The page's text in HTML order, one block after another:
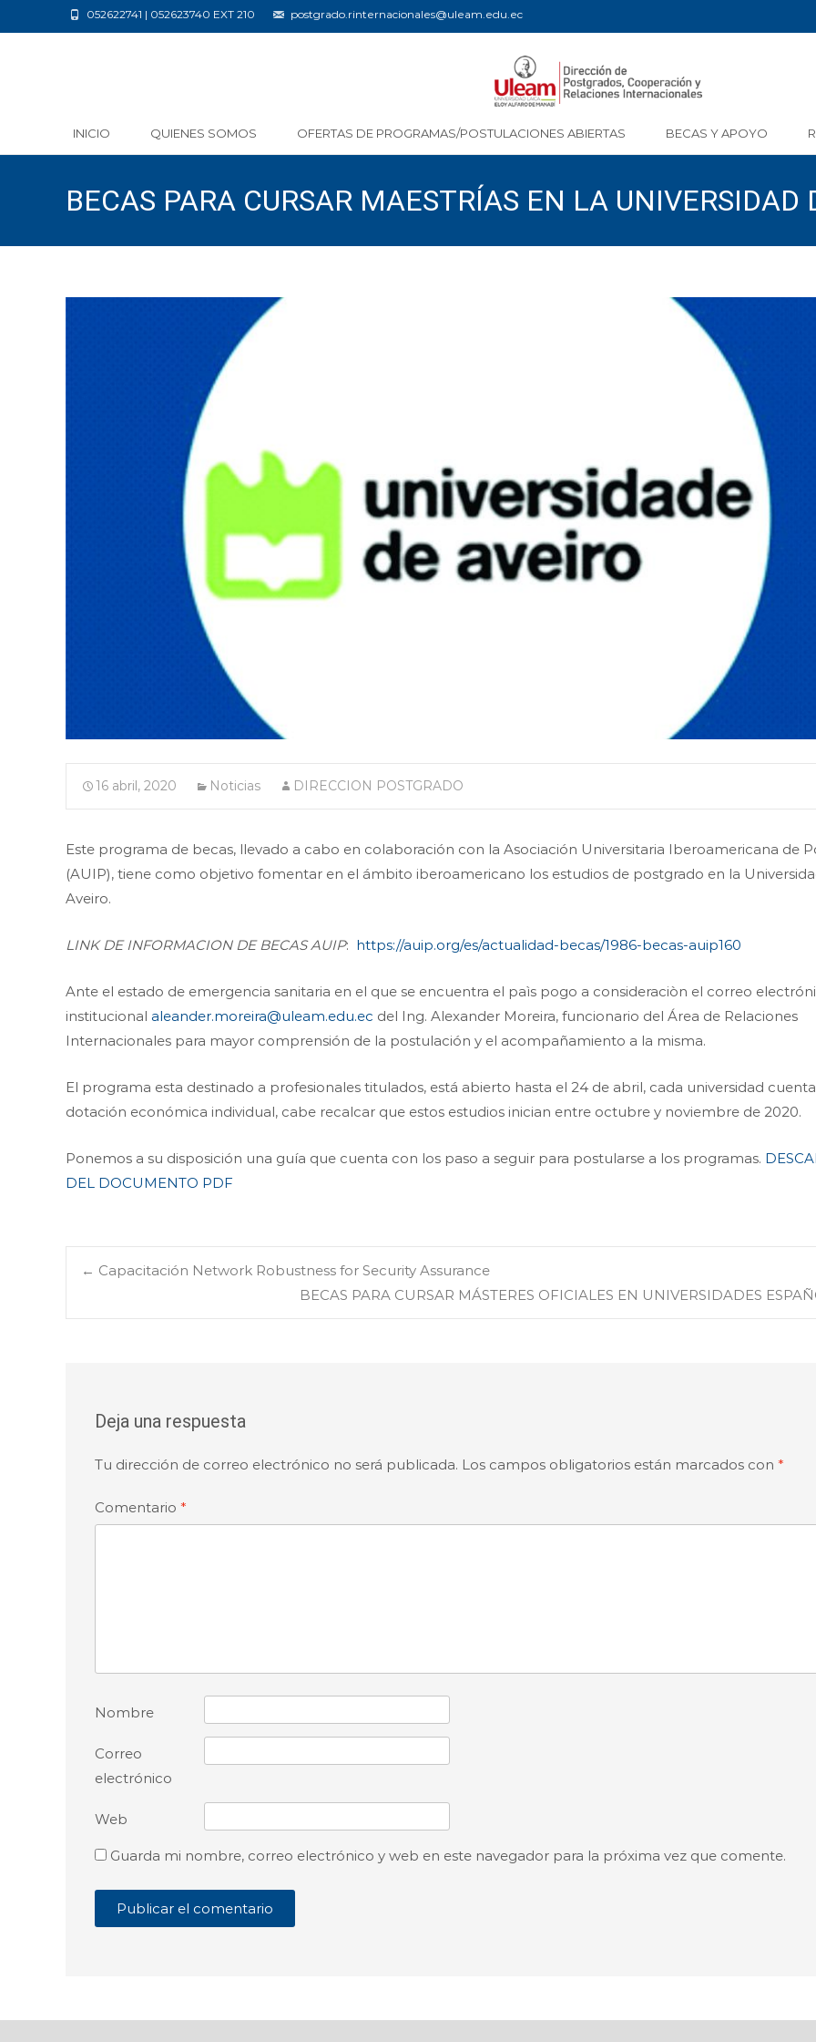
052622741 | 052623740 EXT 210 postgrado.rinternacionales@uleam.edu.ec
INICIO QUIENES SOMOS OFERTAS DE PROGRAMAS/POSTULACIONES ABIERTAS BECAS Y APOYO
BECAS PARA CURSAR MAESTRÍAS EN LA UNIVERSIDAD
16 abril, 2020 Noticias DIRECCION POSTGRADO
Este programa de becas, llevado a cabo en colaboración con la Asociación Universitaria Iberoamericana de
(AUIP), tiene como objetivo fomentar en el ámbito iberoamericano los estudios de postgrado en la
Aveiro.
LINK DE INFORMACION DE BECAS AUIP: https://auip.org/es/actualidad-becas/1986-becas-auip160
Ante el estado de emergencia sanitaria en el que se encuentra el paìs pogo a consideraciòn el correo
institucional aleander.moreira@uleam.edu.ec del Ing. Alexander Moreira, funcionario del Área de Relaciones
Internacionales para mayor comprensión de la postulación y el acompañamiento a la misma.
El programa esta destinado a profesionales titulados, está abierto hasta el 24 de abril, cada universidad
dotación económica individual, cabe recalcar que estos estudios inician entre octubre y noviembre de 2020.
Ponemos a su disposición una guía que cuenta con los paso a seguir para postularse a los programas.
DEL DOCUMENTO PDF
Navegación
← Capacitación Network Robustness for Security Assurance
BECAS PARA CURSAR MÁSTERES OFICIALES EN UNIVERSIDADES
Deja una respuesta
Tu dirección de correo electrónico no será publicada. Los campos obligatorios están marcados con *
Comentario *
Nombre
Correo
electrónico
Web
Guarda mi nombre, correo electrónico y web en este navegador para la próxima vez que comente.